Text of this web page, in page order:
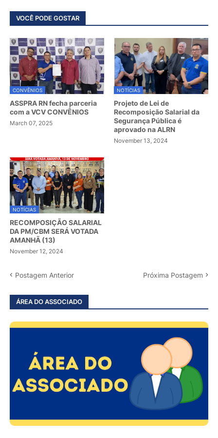
VOCÊ PODE GOSTAR
CONVÊNIOS
ASSPRA RN fecha parceria
com a VCV CONVÊNIOS
March 07, 2025
NOTÍCIAS
Projeto de Lei de
Recomposição Salarial da
Segurança Pública é
aprovado na ALRN
November 13, 2024
NOTÍCIAS
RECOMPOSIÇÃO SALARIAL
DA PM/CBM SERÁ VOTADA
AMANHÃ (13)
November 12, 2024
Postagem Anterior Próxima Postagem
ÁREA DO ASSOCIADO